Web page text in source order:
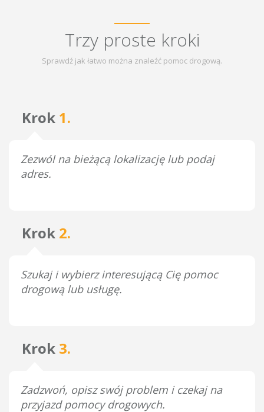
Trzy proste kroki
Sprawdź jak łatwo można znaleźć pomoc drogową.
Krok 1.
Zezwól na bieżącą lokalizację lub podaj
adres.
Krok 2.
Szukaj i wybierz interesującą Cię pomoc
drogową lub usługę.
Krok 3.
Zadzwoń, opisz swój problem i czekaj na
przyjazd pomocy drogowych.